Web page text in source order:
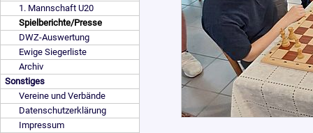
1. Mannschaft U20
Spielberichte/Presse
DWZ-Auswertung
Ewige Siegerliste
Archiv
Sonstiges
Vereine und Verbände
Datenschutzerklärung
Impressum